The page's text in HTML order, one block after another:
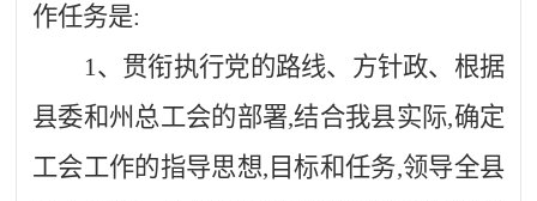
作任务是:
1、贯衔执行党的路线、方针政、根据
县委和州总工会的部署,结合我县实际,确定
工会工作的指导思想,目标和任务,领导全县